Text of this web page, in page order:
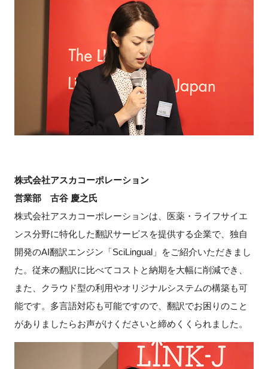
株式会社アスカコーポレーション
営業部 古谷 慶之氏
株式会社アスカコーポレーションは、医薬・ライフサイエ
ンス分野に特化した翻訳サービスを提供する企業で、独自
開発のAI翻訳エンジン「SciLingual」をご紹介いただきまし
た。従来の翻訳に比べてコストと納期を大幅に削減でき、
また、クラウド型の利用やオリジナルシステムの構築も可
能です。多言語対応も可能ですので、翻訳でお困りのこと
がありましたらお声がけくださいと締めくくられました。